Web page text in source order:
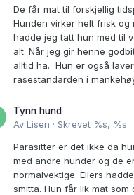
De får mat til forskjellig
Hunden virker helt frisk og
hadde jeg tatt hun med til
alt. Når jeg gir henne
alltid ha. Hun er også
rasestandarden i
Tynn hund
Av Lisen · Skrevet %s, %s
Parasitter er det ikke da
med andre hunder og de
normalvektige. Ellers
smitta. Hun får lik mat som